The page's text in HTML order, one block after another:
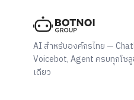
AI สำหรับองค์กรไทย —
Voicebot, Agent ครบทุกโซลู
เดียว